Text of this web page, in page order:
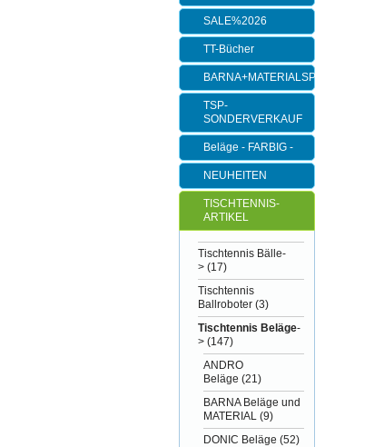
SALE%2026
TT-Bücher
BARNA+MATERIALSPEZI
TSP-
SONDERVERKAUF
Beläge - FARBIG -
NEUHEITEN
TISCHTENNIS-
ARTIKEL
Tischtennis Bälle-
> (17)
Tischtennis
Ballroboter (3)
Tischtennis Beläge-
> (147)
ANDRO
Beläge (21)
BARNA Beläge und
MATERIAL (9)
DONIC Beläge (52)